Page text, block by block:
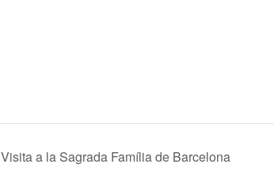
Visita a la Sagrada Família de Barcelona